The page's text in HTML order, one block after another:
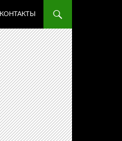
КОНТАКТЫ